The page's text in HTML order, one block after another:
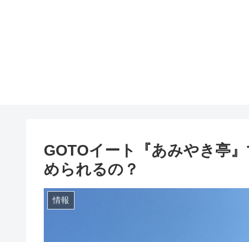
GOTOイート『あみやき亭
められるの？
情報